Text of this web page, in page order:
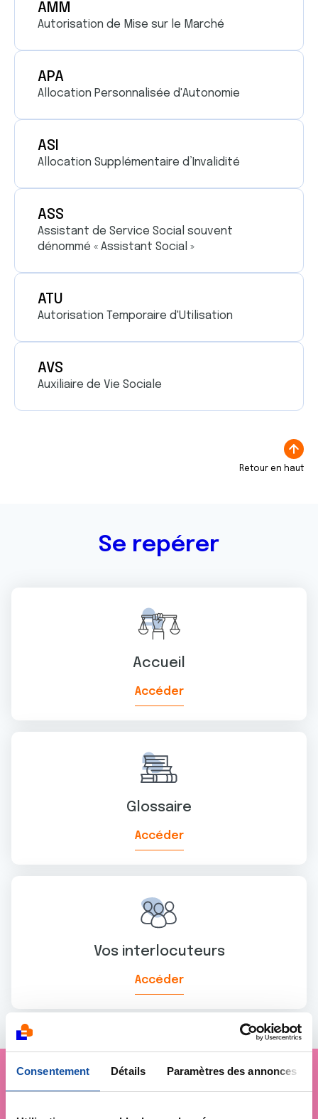
Consentement Détails Paramètres des annonces
AMM
Autorisation de Mise sur le Marché
APA
Allocation Personnalisée d'Autonomie
ASI
Allocation Supplémentaire d’Invalidité
ASS
Assistant de Service Social souvent
dénommé « Assistant Social »
ATU
Autorisation Temporaire d'Utilisation
AVS
Auxiliaire de Vie Sociale
Retour en haut
Se repérer
Accueil
Accéder
Glossaire
Accéder
Vos interlocuteurs
Accéder